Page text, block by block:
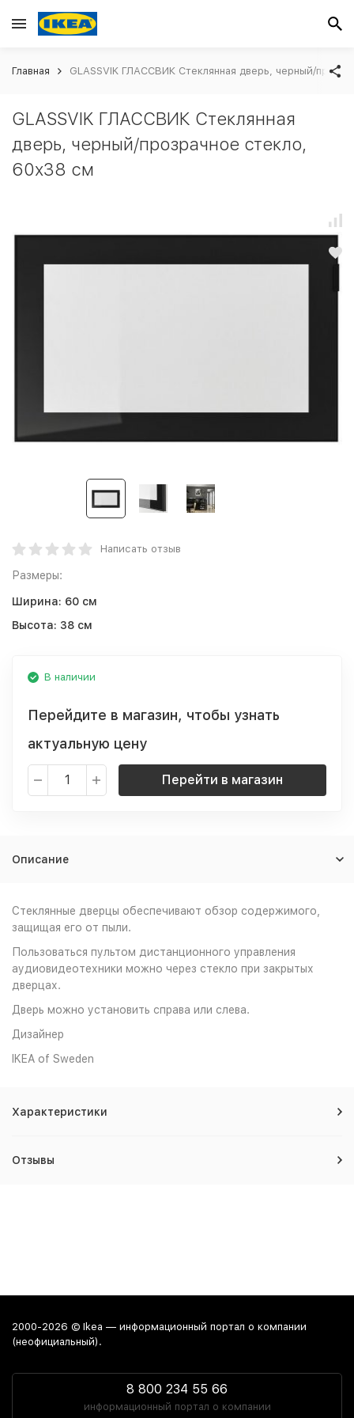
Главная GLASSVIK ГЛАССВИК Стеклянная дверь, черный/
GLASSVIK ГЛАССВИК Стеклянная
дверь, черный/прозрачное стекло,
60x38 см
Написать отзыв
Размеры:
Ширина: 60 см
Высота: 38 см
В наличии
Перейдите в магазин, чтобы узнать
актуальную цену
Перейти в магазин
Описание
Стеклянные дверцы обеспечивают обзор содержимого,
защищая его от пыли.
Пользоваться пультом дистанционного управления
аудиовидеотехники можно через стекло при закрытых
дверцах.
Дверь можно установить справа или слева.
Дизайнер
IKEA of Sweden
Характеристики
Отзывы
2000-2026 © Ikea — информационный портал о компании
(неофициальный).
8 800 234 55 66
информационный портал о компании